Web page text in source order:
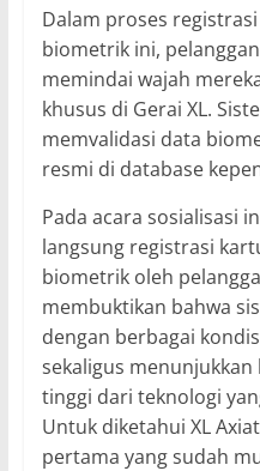
Dalam proses
biometrik ini,
memindai wajah
khusus di Gerai XL.
memvalidasi data
resmi di database
Pada acara sosialisasi
langsung registrasi
biometrik oleh
membuktikan bahwa
dengan berbagai
sekaligus
tinggi dari teknologi
Untuk diketahui XL
pertama yang sudah